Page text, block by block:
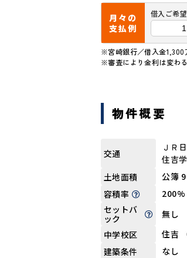
月々の
支払例
借入ご希
※宮崎銀行／借入金1,300
※審査により金利は変わ
物件概要
交通
ＪＲ
住吉
土地面積
公簿
容積率
200%
セットバ
ック
無し
中学校区
住吉
建築条件
なし